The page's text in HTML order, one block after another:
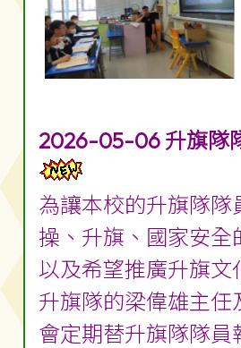
2026-05-06 升旗隊
為讓本校的升旗隊隊
操、升旗、國家安全
以及希望推廣升旗文
升旗隊的梁偉雄主任
會定期替升旗隊隊員